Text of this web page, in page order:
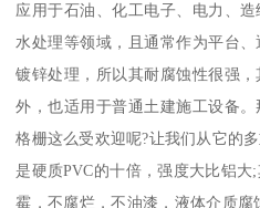
应用于石油、化工电子、电力、
水处理等领域，且通常作为平台
镀锌处理，所以其耐腐蚀性很强
外，也适用于普通土建施工设备
格栅这么受欢迎呢?让我们从它的
是硬质PVC的十倍，强度大比铝
霉，不腐烂，不油漆，液体介质